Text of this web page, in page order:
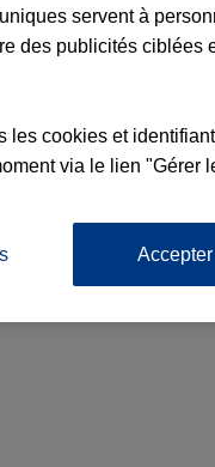
servent à
des publicités ciblées
les cookies et
via le lien "Gérer
Accepter